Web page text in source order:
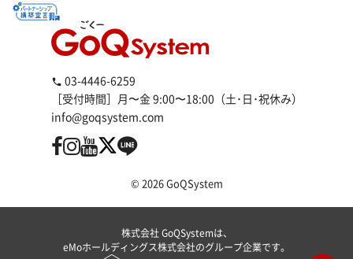
03-4446-6259
［受付時間］月〜金 9:00〜18:00（土･日･祝休み）
info@goqsystem.com
© 2026 GoQSystem
株式会社 GoQSystemは、
eMoホールディングス株式会社のグループ企業です。